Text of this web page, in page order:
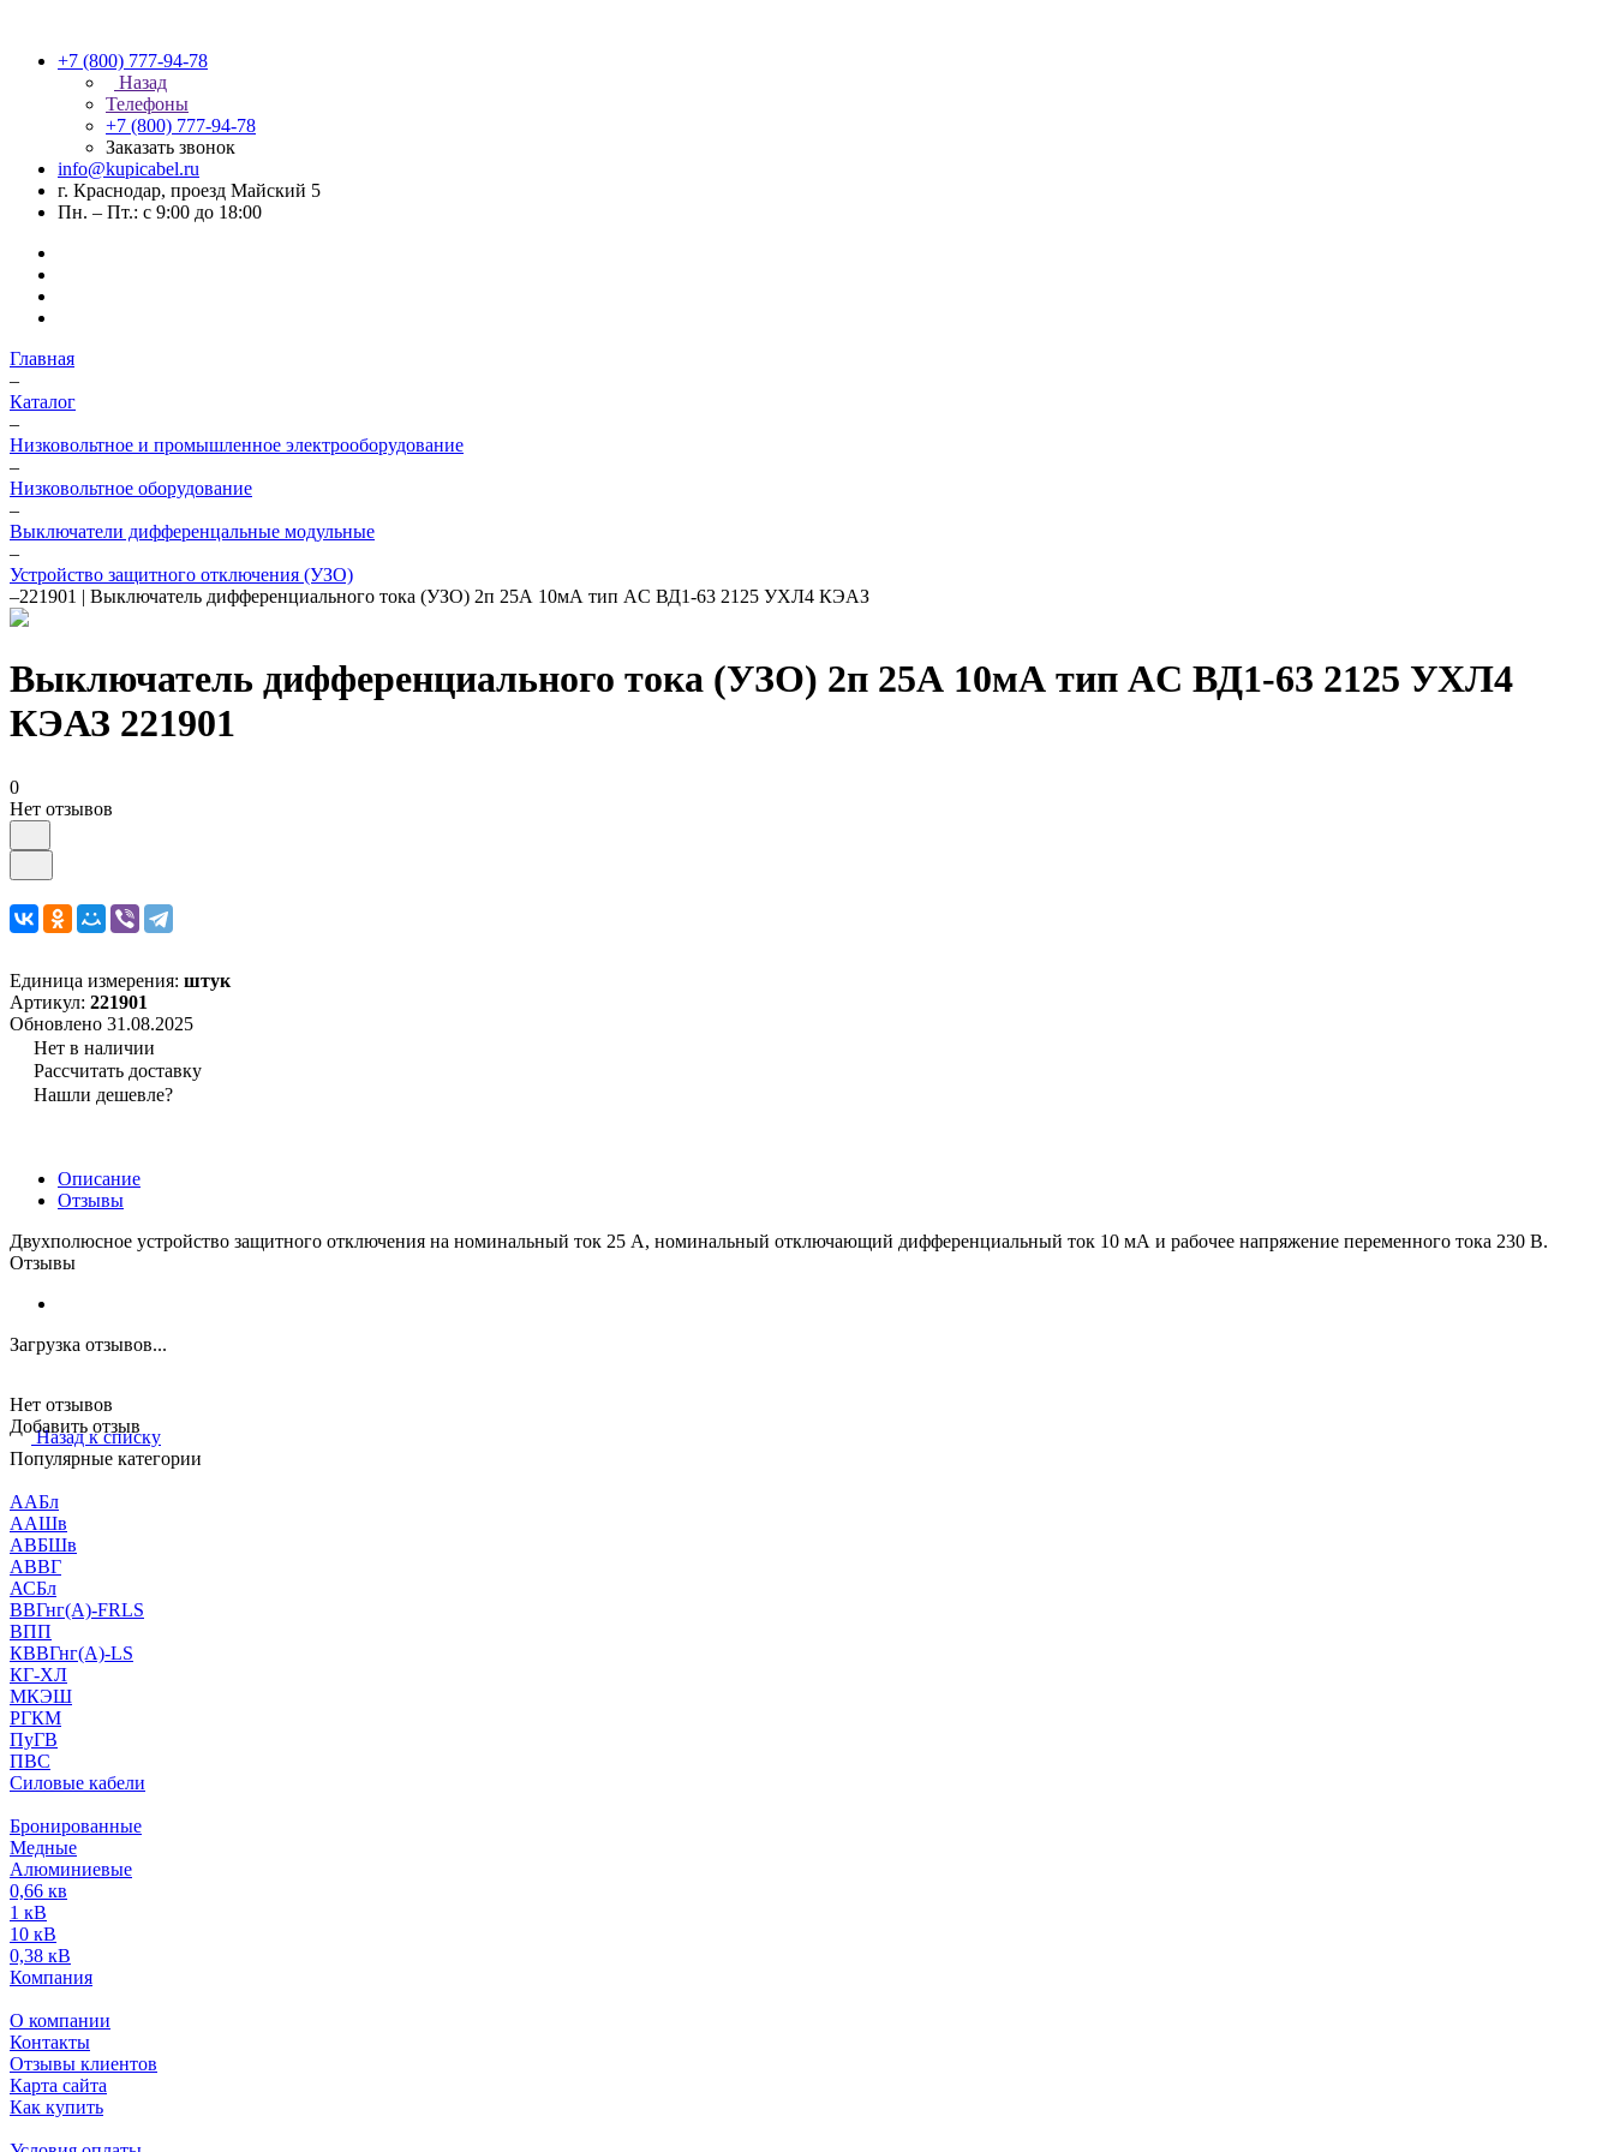
+7 (800) 777-94-78
Назад
Телефоны
+7 (800) 777-94-78
Заказать звонок
info@kupicabel.ru
г. Краснодар, проезд Майский 5
Пн. – Пт.: с 9:00 до 18:00
Главная
–
Каталог
–
Низковольтное и промышленное электрооборудование
–
Низковольтное оборудование
–
Выключатели дифференцальные модульные
–
Устройство защитного отключения (УЗО)
–221901 | Выключатель дифференциального тока (УЗО) 2п 25А 10мА тип AC ВД1-63 2125 УХЛ4 КЭАЗ
Выключатель дифференциального тока (УЗО) 2п 25А 10мА тип AC ВД1-63 2125 УХЛ4
КЭАЗ 221901
0
Нет отзывов
Единица измерения: штук
Артикул: 221901
Обновлено 31.08.2025
Нет в наличии
Рассчитать доставку
Нашли дешевле?
Описание
Отзывы
Двухполюсное устройство защитного отключения на номинальный ток 25 А, номинальный отключающий дифференциальный ток 10 мА и рабочее напряжение переменного тока 230 В.
Отзывы
Загрузка отзывов...
Нет отзывов
Добавить отзыв
Назад к списку
Популярные категории
ААБл
ААШв
АВБШв
АВВГ
АСБл
ВВГнг(А)-FRLS
ВПП
КВВГнг(А)-LS
КГ-ХЛ
МКЭШ
РГКМ
ПуГВ
ПВС
Силовые кабели
Бронированные
Медные
Алюминиевые
0,66 кв
1 кВ
10 кВ
0,38 кВ
Компания
О компании
Контакты
Отзывы клиентов
Карта сайта
Как купить